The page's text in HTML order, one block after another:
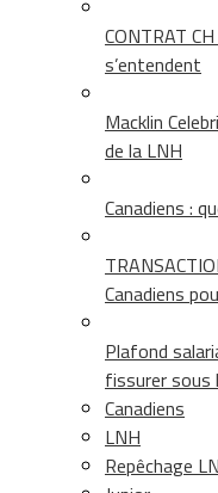
CONTRAT
s’entendent
Macklin
de la LNH
Canadiens :
Canadiens
Plafond
fissurer sous
Canadiens
LNH
Repêchage